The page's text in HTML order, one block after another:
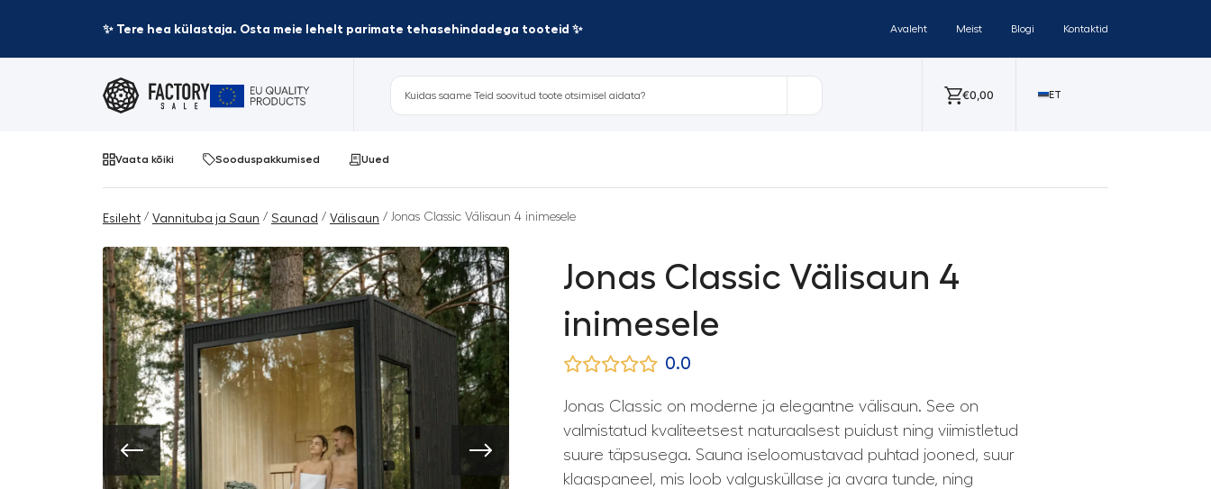
✨ Tere hea külastaja. Osta meie lehelt parimate tehasehindadega tooteid ✨ Avaleht Meist Blogi Kontaktid
€0,00 ET
Vaata kõiki Sooduspakkumised Uued
Esileht / Vannituba ja Saun / Saunad / Välisaun / Jonas Classic Välisaun 4 inimesele
Jonas Classic Välisaun 4
inimesele
0.0
Jonas Classic on moderne ja elegantne välisaun. See on
valmistatud kvaliteetsest naturaalsest puidust ning viimistletud
suure täpsusega. Sauna iseloomustavad puhtad jooned, suur
klaaspaneel, mis loob valgusküllase ja avara tunde, ning